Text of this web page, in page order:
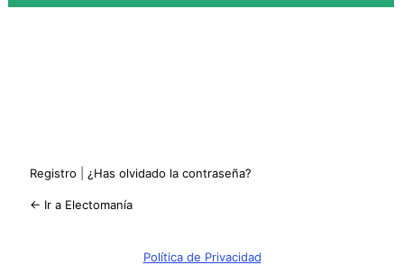
Registro ¿Has olvidado la contraseña?
← Ir a Electomanía
Política de Privacidad